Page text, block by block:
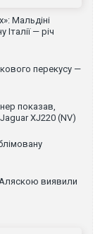
Мальдіні
— річ
перекусу —
показав,
XJ220 (NV)
виявили